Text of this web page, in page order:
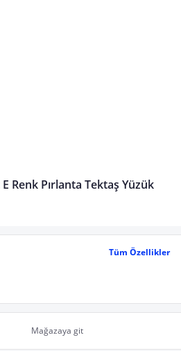
Renk Pırlanta Tektaş Yüzük
Tüm Özellikler
Mağazaya git